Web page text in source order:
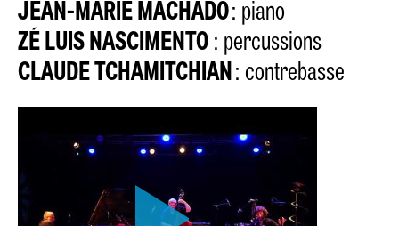
JEAN-MARIE MACHADO: piano
ZÉ LUIS NASCIMENTO : percussions
CLAUDE TCHAMITCHIAN: contrebasse